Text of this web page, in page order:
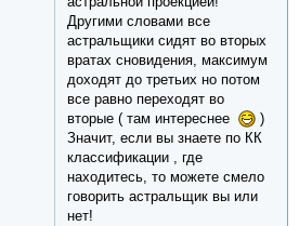
Другими словами все
астральщики сидят во вторых
вратах сновидения, максимум
доходят до третьих но потом
все равно переходят во
вторые ( там интереснее
)
Значит, если вы знаете по КК
классификации , где
находитесь, то можете смело
говорить астральщик вы или
нет!